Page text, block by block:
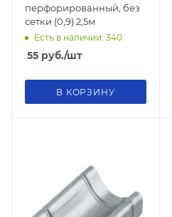
перфорированный, без
сетки (0,9) 2,5м
Есть в наличии: 340
55 руб./шт
В КОРЗИНУ